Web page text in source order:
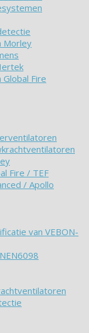
Morley
Fire
Fire / TEF
/ Apollo
van VEBON-